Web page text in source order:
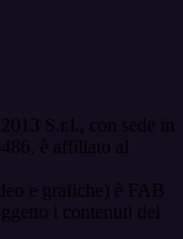
S.r.l., con sede in
è affiliato al
e grafiche) è FAB
i contenuti del